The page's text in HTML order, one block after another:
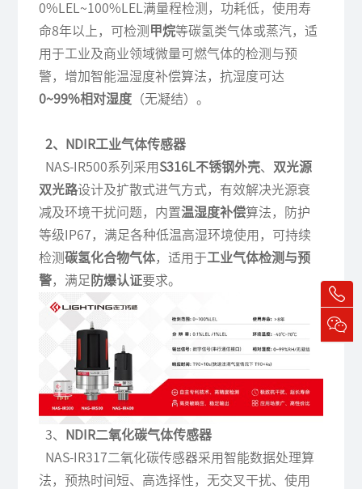
0%LEL~100%LEL满量程检测，功耗低，使用寿
命8年以上，可检测 甲烷等碳氢类气体或蒸汽，适
用于工业及商业领域微量可燃气体的检测与预
警，增加智能温湿度补偿算法，抗湿度可达
0~99%相对湿度 （无凝结）。
2、NDIR工业气体传感器
NAS-IR500系列采用 S316L不锈钢外壳、 双光源
双光路设计及扩散式进气方式，有效解决光源衰
减及环境干扰问题，内置温湿度补偿算法，防护
等级IP67，满足各种低温高湿环境使用，可持续
检测碳氢化合物气体，适用于工业气体检测与预
警，满足 防爆认证要求。
3、
NDIR二氧化碳气体传感器
NAS-IR317二氧化碳传感器采用智能数据处理算
法，预热时间短、高选择性，无交叉干扰、使用